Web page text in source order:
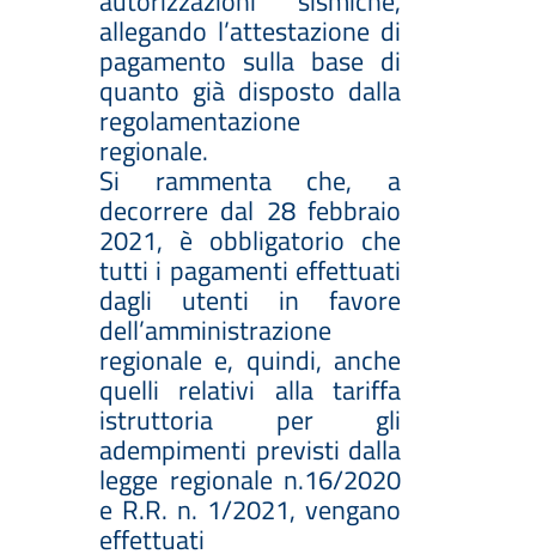
allegando l’attestazione di
pagamento sulla base di
quanto già disposto dalla
regolamentazione
regionale.
Si rammenta che, a
decorrere dal 28 febbraio
2021, è obbligatorio che
tutti i pagamenti effettuati
dagli utenti in favore
dell’amministrazione
regionale e, quindi, anche
quelli relativi alla tariffa
istruttoria per gli
adempimenti previsti dalla
legge regionale n.16/2020
e R.R. n. 1/2021, vengano
effettuati